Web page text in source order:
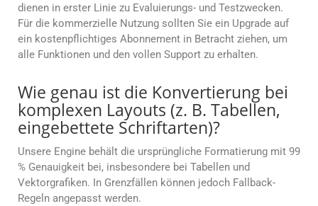
dienen in erster Linie zu Evaluierungs- und Testzwecken.
Für die kommerzielle Nutzung sollten Sie ein Upgrade auf
ein kostenpflichtiges Abonnement in Betracht ziehen, um
alle Funktionen und den vollen Support zu erhalten.
Wie genau ist die Konvertierung bei
komplexen Layouts (z. B. Tabellen,
eingebettete Schriftarten)?
Unsere Engine behält die ursprüngliche Formatierung mit 99
% Genauigkeit bei, insbesondere bei Tabellen und
Vektorgrafiken. In Grenzfällen können jedoch Fallback-
Regeln angepasst werden.